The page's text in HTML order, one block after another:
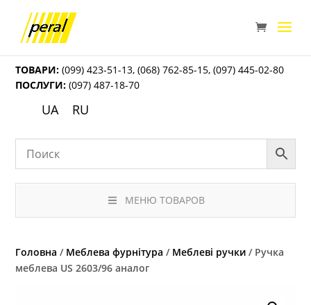
ТОВАРИ: (099) 423-51-13,(068) 762-85-15,(097) 445-02-80
ПОСЛУГИ: (097) 487-18-70
UA RU
МЕНЮ ТОВАРОВ
Головна / Меблева фурнітура / Меблеві ручки / Ручка
меблева US 2603/96 аналог